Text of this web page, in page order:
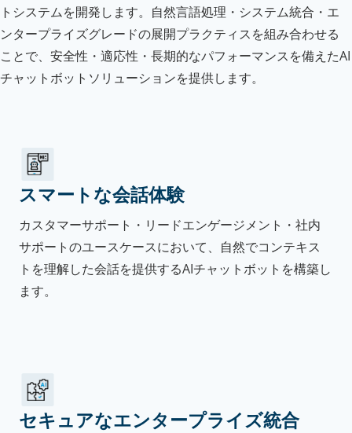
トシステムを開発します。自然言語処理・システム統合・エ
ンタープライズグレードの展開プラクティスを組み合わせる
ことで、安全性・適応性・長期的なパフォーマンスを備えたAI
チャットボットソリューションを提供します。
スマートな会話体験
カスタマーサポート・リードエンゲージメント・社内
サポートのユースケースにおいて、自然でコンテキス
トを理解した会話を提供するAIチャットボットを構築し
ます。
セキュアなエンタープライズ統合